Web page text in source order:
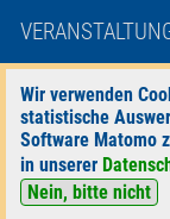
Wir verwenden
statistische
Software Matomo
in unserer
Nein, bitte nicht